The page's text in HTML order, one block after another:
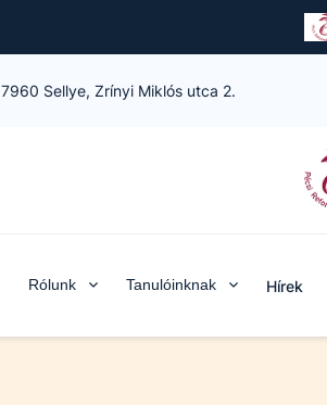
7960 Sellye, Zrínyi Miklós utca 2.
Rólunk Tanulóinknak Hírek